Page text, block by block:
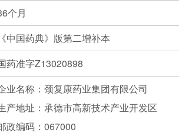
个月
《中国药典》版第二增补本
药准字Z13020898
业名称：颈复康药业集团有限公司
产地址：承德市高新技术产业开发区
政编码：067000